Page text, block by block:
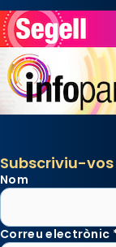
Subscriviu-
Nom
Correu electrònic